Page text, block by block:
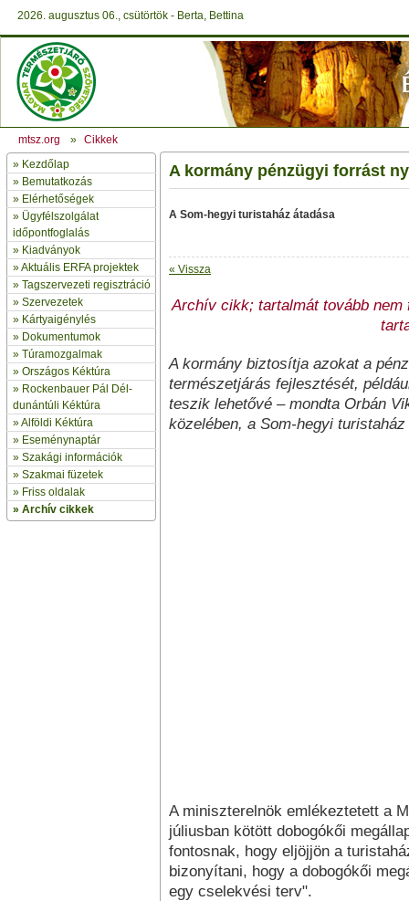
2026. augusztus 06., csütörtök - Berta, Bettina
mtsz.org » Cikkek
» Kezdőlap
» Bemutatkozás
» Elérhetőségek
» Ügyfélszolgálat
időpontfoglalás
» Kiadványok
»Aktuális ERFA projektek
» Tagszervezeti regisztráció
» Szervezetek
» Kártyaigénylés
» Dokumentumok
» Túramozgalmak
» Országos Kéktúra
» Rockenbauer Pál Dél-
dunántúli Kéktúra
»Alföldi Kéktúra
» Eseménynaptár
» Szakági információk
» Szakmai füzetek
» Friss oldalak
» Archív cikkek
A kormány pénzügyi forrást
A Som-hegyi turistaház átadása
« Vissza
Archív cikk; tartalmát tovább
A kormány biztosítja azokat a
természetjárás fejlesztését,
teszik lehetővé – mondta Orbán
közelében, a Som-hegyi
A miniszterelnök emlékeztetett a
júliusban kötött dobogókői
fontosnak, hogy eljöjjön a
bizonyítani, hogy a dobogókői
egy cselekvési terv".